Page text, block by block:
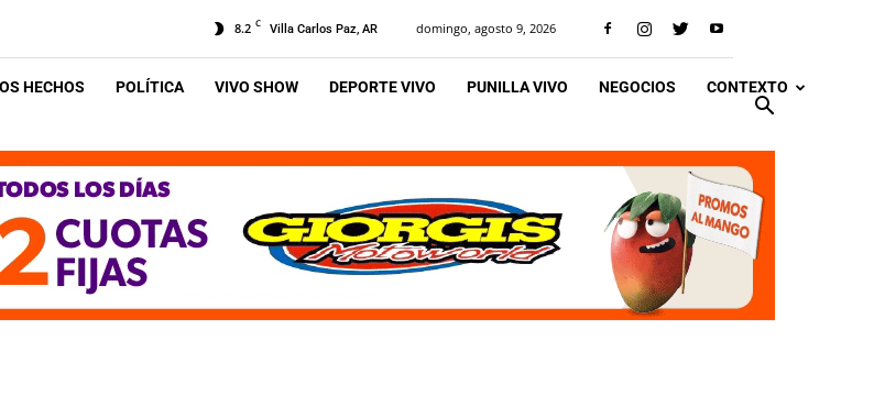
8.2 C Villa Carlos Paz, AR domingo, agosto 9, 2026
HECHOS POLÍTICA VIVO SHOW DEPORTE VIVO PUNILLA VIVO NEGOCIOS CONTEXTO